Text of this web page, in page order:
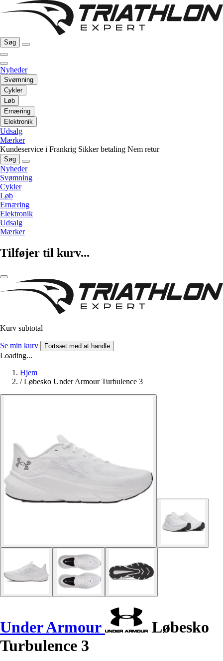
Søg
Nyheder
Svømning
Cykler
Løb
Ernæring
Elektronik
Udsalg
Mærker
Kundeservice i Frankrig Sikker betaling Nem retur
Søg
Nyheder
Svømning
Cykler
Løb
Ernæring
Elektronik
Udsalg
Mærker
Tilføjer til kurv...
Kurv subtotal
Se min kurv Fortsæt med at handle
Loading...
Hjem
/ Løbesko Under Armour Turbulence 3
Under Armour
Løbesko
Turbulence 3